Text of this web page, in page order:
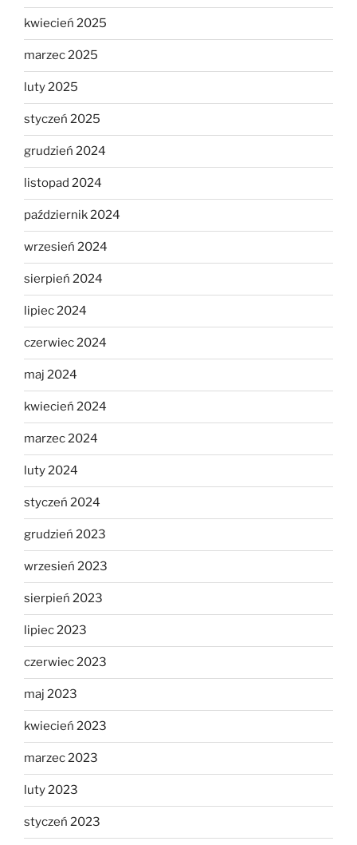
kwiecień 2025
marzec 2025
luty 2025
styczeń 2025
grudzień 2024
listopad 2024
październik 2024
wrzesień 2024
sierpień 2024
lipiec 2024
czerwiec 2024
maj 2024
kwiecień 2024
marzec 2024
luty 2024
styczeń 2024
grudzień 2023
wrzesień 2023
sierpień 2023
lipiec 2023
czerwiec 2023
maj 2023
kwiecień 2023
marzec 2023
luty 2023
styczeń 2023